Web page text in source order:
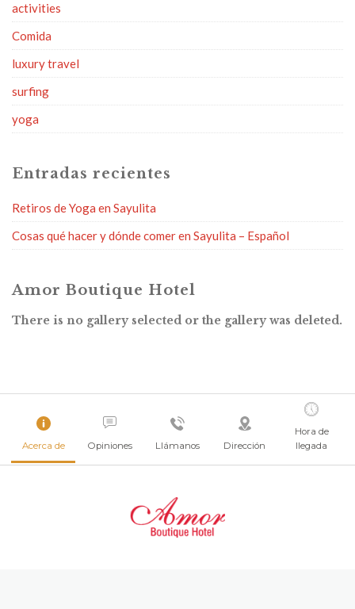
activities
Comida
luxury travel
surfing
yoga
Entradas recientes
Retiros de Yoga en Sayulita
Cosas qué hacer y dónde comer en Sayulita – Español
Amor Boutique Hotel
There is no gallery selected or the gallery was deleted.
Acerca de Opiniones Llámanos Dirección
Hora de
llegada